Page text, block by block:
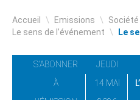
Accueil \ Emissions \ Société
Le sens de l’événement \ Le
S'ABONNER
À
JEUDI
14 MAI